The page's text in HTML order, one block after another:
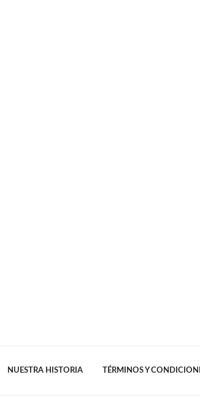
NUESTRA HISTORIA TÉRMINOS Y